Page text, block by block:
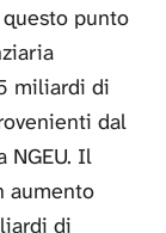
punto
miliardi di
dal
NGEU. Il
aumento
di